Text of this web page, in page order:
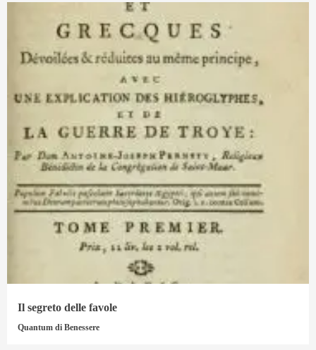
Il segreto delle favole
Quantum di Benessere